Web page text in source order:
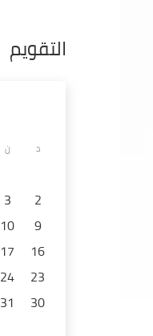
التقويم
د ن
2
3
9
10
16
17
23
24
30
31